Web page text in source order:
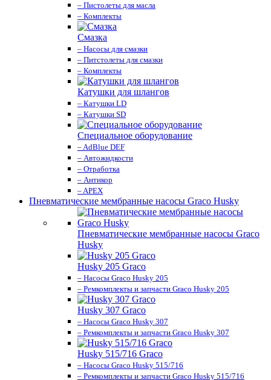
– Пистолеты для масла
– Комплекты
Смазка
– Насосы для смазки
– Питстолеты для смазки
– Комплекты
Катушки для шлангов
– Катушки LD
– Катушки SD
Специальное оборудование
– AdBlue DEF
– Автожидкости
– Отработка
– Антикор
– APEX
Пневматические мембранные насосы Graco Husky
Пневматические мембранные насосы Graco
Husky
Husky 205 Graco
– Насосы Graco Husky 205
– Ремкомплекты и запчасти Graco Husky 205
Husky 307 Graco
– Насосы Graco Husky 307
– Ремкомплекты и запчасти Graco Husky 307
Husky 515/716 Graco
– Насосы Graco Husky 515/716
– Ремкомплекты и запчасти Graco Husky 515/716